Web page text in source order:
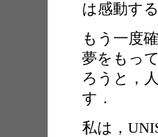
は感動す
もう一度
夢をもっ
ろうと，
す．
私は，